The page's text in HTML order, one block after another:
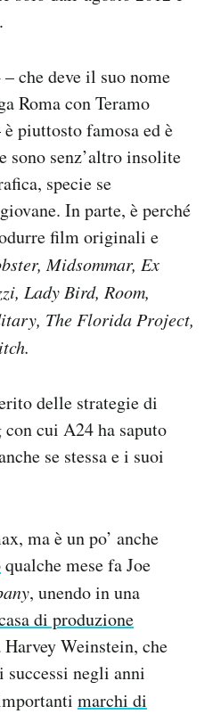
che deve il suo nome
Roma con Teramo
piuttosto famosa ed è
sono senz’altro insolite
specie se
In parte, è perché
film originali e
Midsommar, Ex
Lady Bird, Room,
The Florida Project,
delle strategie di
cui A24 ha saputo
se stessa e i suoi
ma è un po’ anche
qualche mese fa Joe
, unendo in una
di produzione
Weinstein, che
negli anni
marchi di